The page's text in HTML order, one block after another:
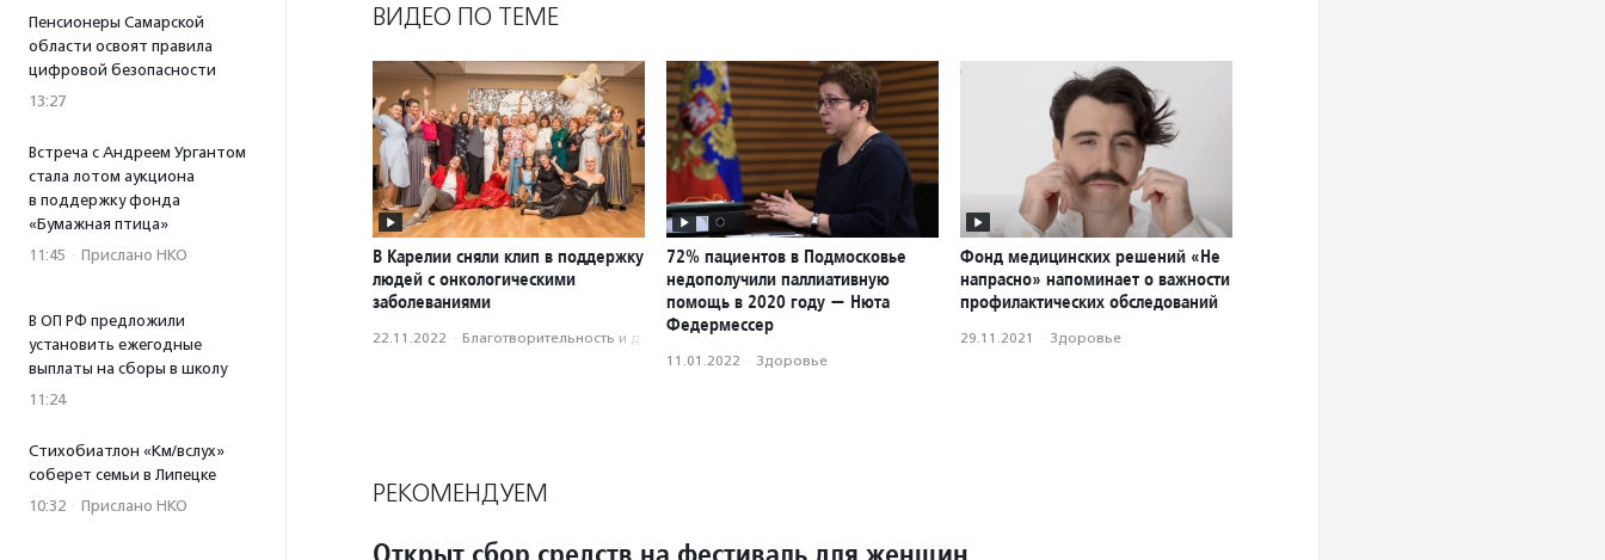
Пенсионеры Самарской
области освоят правила
цифровой безопасности
13:27
Встреча с Андреем Ургантом
стала лотом аукциона
в поддержку фонда
«Бумажная птица»
11:45 · Прислано НКО
В ОП РФ предложили
установить ежегодные
выплаты на сборы в школу
11:24
Стихобиатлон «Км/вслух»
соберет семьи в Липецке
10:32 · Прислано НКО
ВИДЕО ПО ТЕМЕ
В Карелии сняли клип в поддержку
людей с онкологическими
заболеваниями
22.11.2022 · Благотвори­тель­ность и доброволь­чест­во
72% пациентов в Подмосковье
недополучили паллиативную
помощь в 2020 году — Нюта
Федермессер
11.01.2022 · Здоровье
Фонд медицинских решений «Не
напрасно» напоминает о важности
профилактических обследований
29.11.2021 · Здоровье
РЕКОМЕНДУЕМ